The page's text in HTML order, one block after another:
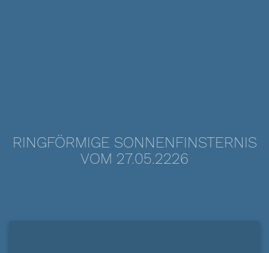
RINGFÖRMIGE SONNENFINSTERNIS
VOM 27.05.2226